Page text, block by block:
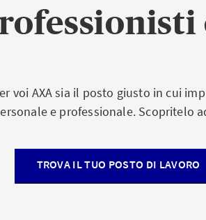
voi AXA sia il posto giusto in cui
e professionale. Scopritelo
TROVA IL TUO POSTO DI LAVORO